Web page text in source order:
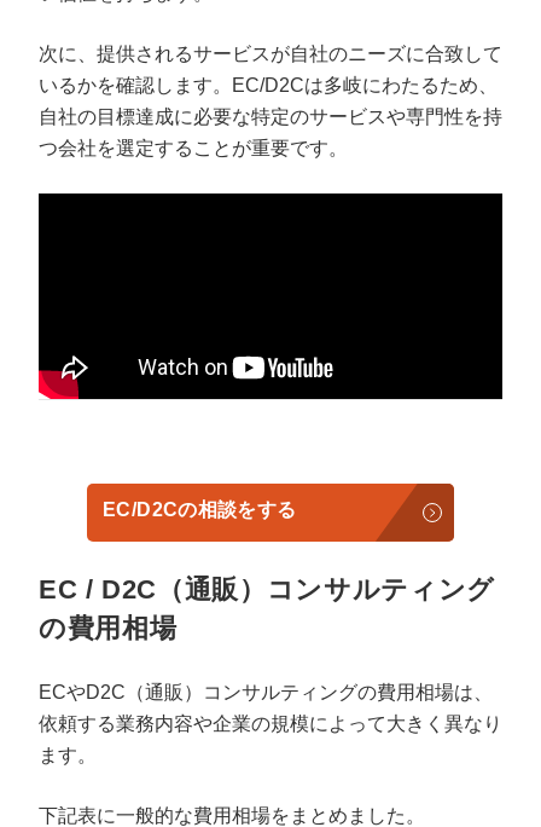
次に、提供されるサービスが自社のニーズに合致して
いるかを確認します。EC/D2Cは多岐にわたるため、
自社の目標達成に必要な特定のサービスや専門性を持
つ会社を選定することが重要です。
EC/D2Cの相談をする
EC / D2C（通販）コンサルティング
の費用相場
ECやD2C（通販）コンサルティングの費用相場は、
依頼する業務内容や企業の規模によって大きく異なり
ます。
下記表に一般的な費用相場をまとめました。